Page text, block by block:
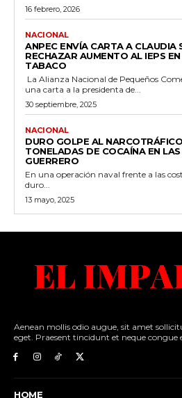
16 febrero, 2026
NACIONAL
ANPEC ENVÍA CARTA A CLAUDIA
RECHAZAR AUMENTO AL IEPS EN
TABACO
La Alianza Nacional de Pequeños
una carta a la presidenta de...
30 septiembre, 2025
NACIONAL
DURO GOLPE AL
TONELADAS DE COCAÍNA EN
GUERRERO
En una operación naval frente a las
duro...
13 mayo, 2025
Aenean mollis odio augue, sit amet
eget. Praesent tincidunt et neque congue
HOME